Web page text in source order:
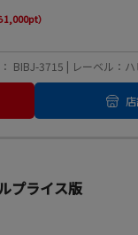
1,000pt）
BIBJ-3715 | レーベル：
プライス版